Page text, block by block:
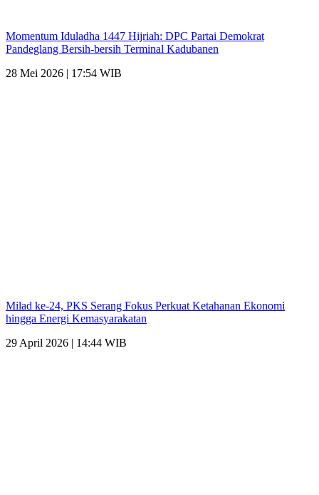
Momentum Iduladha 1447 Hijriah: DPC Partai Demokrat
Pandeglang Bersih-bersih Terminal Kadubanen
28 Mei 2026 | 17:54 WIB
Milad ke-24, PKS Serang Fokus Perkuat Ketahanan Ekonomi
hingga Energi Kemasyarakatan
29 April 2026 | 14:44 WIB